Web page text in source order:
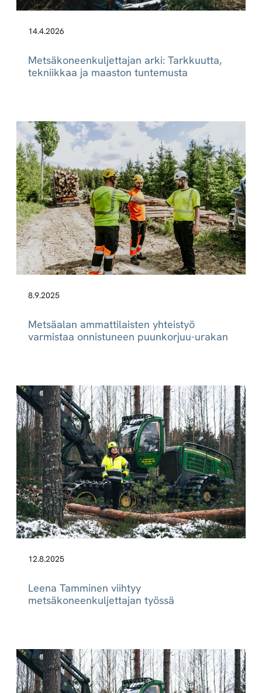
14.4.2026
Metsäkoneenkuljettajan arki: Tarkkuutta,
tekniikkaa ja maaston tuntemusta
8.9.2025
Metsäalan ammattilaisten yhteistyö
varmistaa onnistuneen puunkorjuu-urakan
12.8.2025
Leena Tamminen viihtyy
metsäkoneenkuljettajan työssä